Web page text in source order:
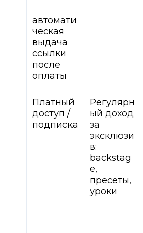
автомати
ческая
выдача
ссылки
после
оплаты
Платный
доступ /
подписка
Регулярн
ый доход
за
эксклюзи
в:
backstag
e,
пресеты,
уроки